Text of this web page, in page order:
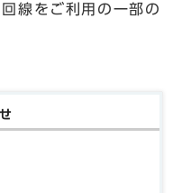
線をご利用の一部の